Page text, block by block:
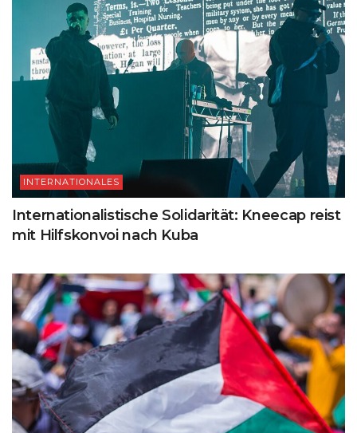
INTERNATIONALES
Internationalistische Solidarität: Kneecap reist
mit Hilfskonvoi nach Kuba